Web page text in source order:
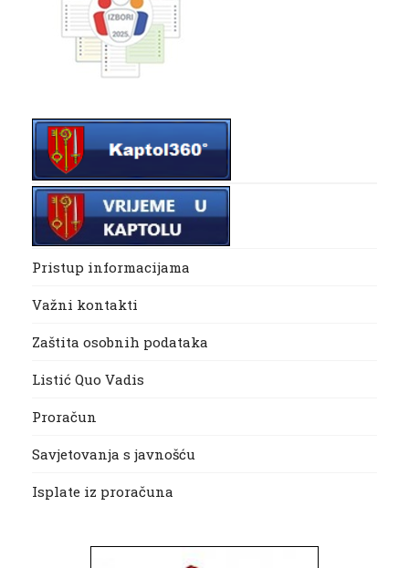
Pristup informacijama
Važni kontakti
Zaštita osobnih podataka
Listić Quo Vadis
Proračun
Savjetovanja s javnošću
Isplate iz proračuna